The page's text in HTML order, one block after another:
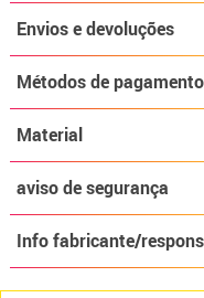
Envios e devoluções
Métodos de pagamento
Material
aviso de segurança
Info fabricante/